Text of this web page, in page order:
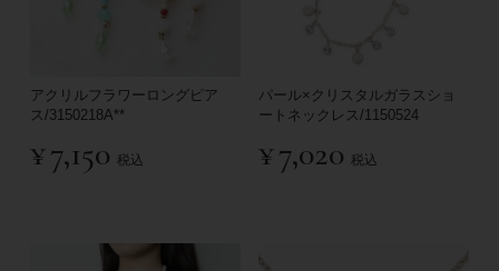
アクリルフラワーロングピア
ス/3150218A**
¥7,150 税込
パール×クリスタルガラスショ
ートネックレス/1150524
¥7,020 税込